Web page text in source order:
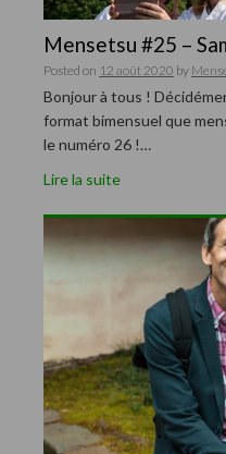
Mensetsu #25 –
Posted on 12 août 2020 by
Bonjour à tous !
format bimensuel que
le numéro 26 !…
Lire la suite